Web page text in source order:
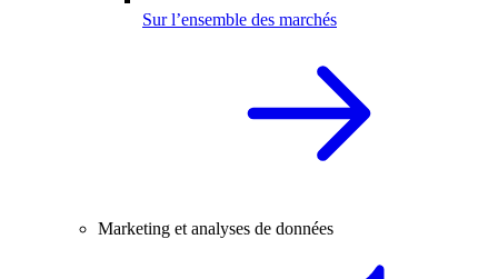
Sur l’ensemble des marchés
Marketing et analyses de données